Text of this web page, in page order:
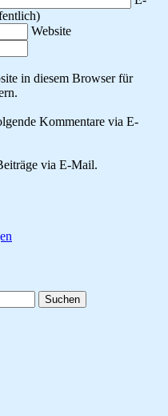
Website
in diesem Browser für
Kommentare via E-
via E-Mail.